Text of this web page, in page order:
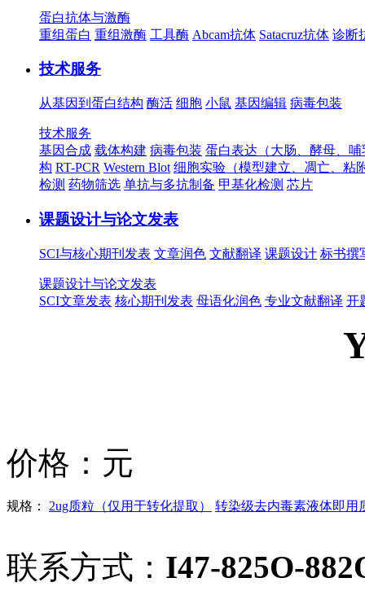
蛋白抗体与激酶
重组蛋白 重组激酶 工具酶 Abcam抗体 Satacruz抗体 诊断
技术服务
从基因到蛋白结构 酶活 细胞 小鼠 基因编辑 病毒包装
技术服务
基因合成 载体构建 病毒包装 蛋白表达（大肠、酵母、
构 RT-PCR Western Blot 细胞实验（模型建立、凋亡、粘
检测 药物筛选 单抗与多抗制备 甲基化检测 芯片
课题设计与论文发表
SCI与核心期刊发表 文章润色 文献翻译 课题设计 标书撰
课题设计与论文发表
SCI文章发表 核心期刊发表 母语化润色 专业文献翻译 开
价格： 元
规格： 2ug质粒（仅用于转化提取） 转染级去内毒素液体即用
联系方式： I47-825O-